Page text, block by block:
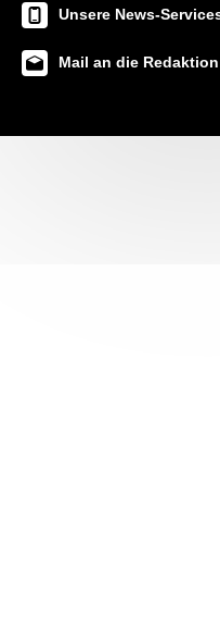
Unsere News-
Mail an die Redaktion